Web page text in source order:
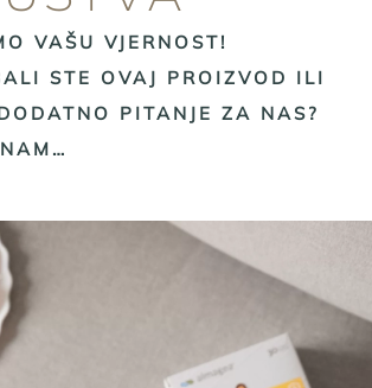
VAŠU VJERNOST!
STE OVAJ PROIZVOD ILI
PITANJE ZA NAS?